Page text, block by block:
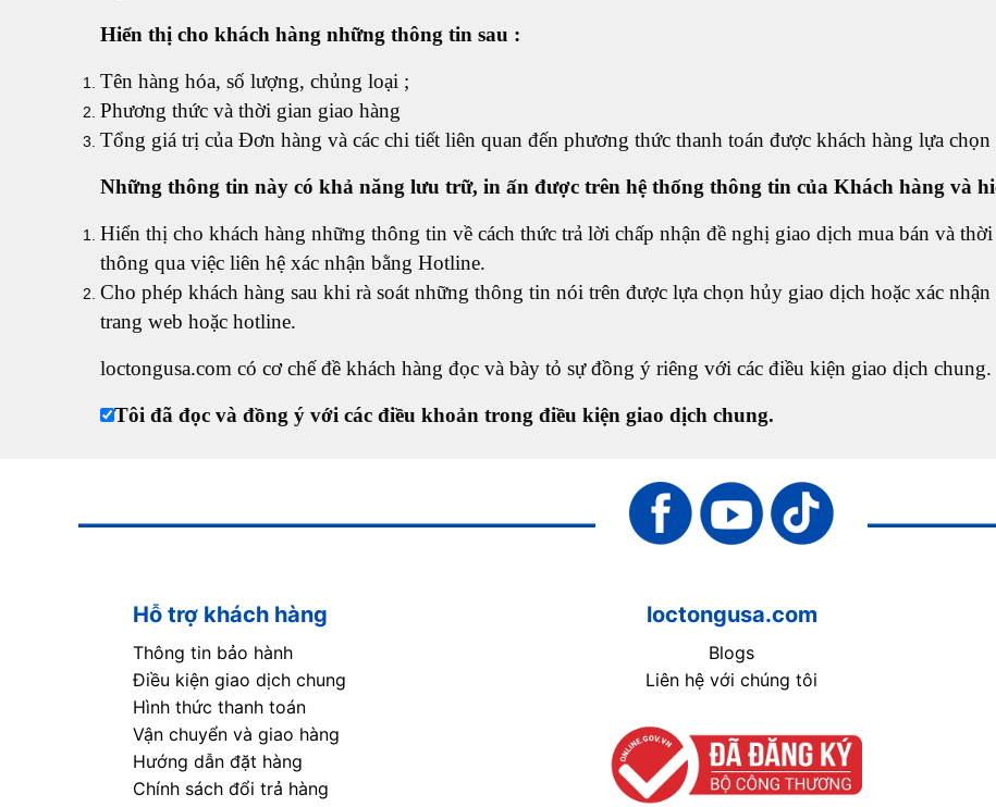
Hiển thị cho khách hàng những thông tin sau :
Tên hàng hóa, số lượng, chủng loại ;
Phương thức và thời gian giao hàng
Tổng giá trị của Đơn hàng và các chi tiết liên quan đến phương thức thanh toán được khách hàng lựa chọn
Những thông tin này có khả năng lưu trữ, in ấn được trên hệ thống thông tin của Khách hàng và
Hiển thị cho khách hàng những thông tin về cách thức trả lời chấp nhận đề nghị giao dịch mua bán và
thông qua việc liên hệ xác nhận bằng Hotline.
Cho phép khách hàng sau khi rà soát những thông tin nói trên được lựa chọn hủy giao dịch hoặc xác
trang web hoặc hotline.
loctongusa.com có cơ chế đề khách hàng đọc và bày tỏ sự đồng ý riêng với các điều kiện giao dịch chung.
Tôi đã đọc và đồng ý với các điều khoản trong điều kiện giao dịch chung.
Hỗ trợ khách hàng
Thông tin bảo hành
Điều kiện giao dịch chung
Hình thức thanh toán
Vận chuyển và giao hàng
Hướng dẫn đặt hàng
Chính sách đổi trả hàng
loctongusa.com
Blogs
Liên hệ với chúng tôi